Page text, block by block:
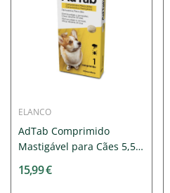
ELANCO
AdTab Comprimido
Mastigável para Cães 5,5-
15,99 €